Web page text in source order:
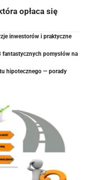
opłaca się
inwestorów i praktyczne
pomysłów na
hipotecznego — porady